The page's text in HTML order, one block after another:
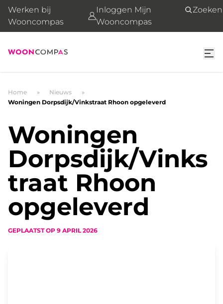
Werken bij
Wooncompas
Inloggen Mijn
Wooncompas
Zoeken
Home
Nieuws
Woningen Dorpsdijk/Vinkstraat Rhoon opgeleverd
Woningen
Dorpsdijk/Vinks
traat Rhoon
opgeleverd
GEPLAATST OP 9 APRIL 2026